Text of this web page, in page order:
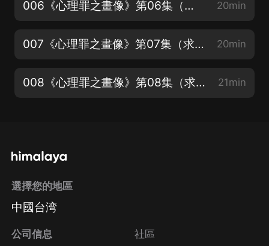
006《心理罪之畫像》第06集（求打賞、點讚、評論） 20min
007《心理罪之畫像》第07集（求打賞、點讚、評論） 20min
008《心理罪之畫像》第08集（求打賞、點讚、評論） 21min
選擇您的地區
中國台湾
公司信息 社區